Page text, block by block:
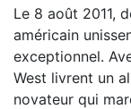
Le 8 août 2011,
américain
exceptionnel.
West livrent un
novateur qui